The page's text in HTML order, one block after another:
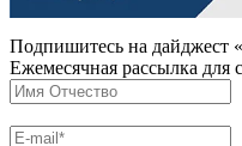
Подпишитесь на
Ежемесячная рассылка для